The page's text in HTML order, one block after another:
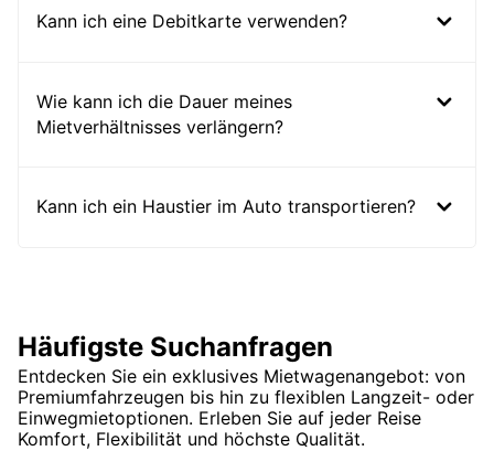
Kann ich eine Debitkarte verwenden?
Wie kann ich die Dauer meines
Mietverhältnisses verlängern?
Kann ich ein Haustier im Auto transportieren?
Häufigste Suchanfragen
Entdecken Sie ein exklusives Mietwagenangebot: von
Premiumfahrzeugen bis hin zu flexiblen Langzeit- oder
Einwegmietoptionen. Erleben Sie auf jeder Reise
Komfort, Flexibilität und höchste Qualität.